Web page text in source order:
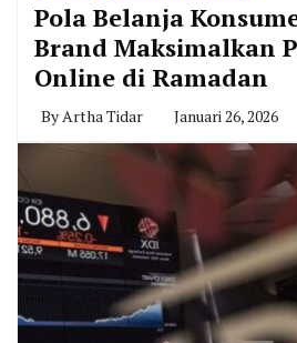
Pola Belanja
Brand Maksimalkan
Online di Ramadan
ByArtha Tidar Januari 26, 2026